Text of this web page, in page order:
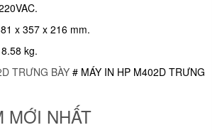
x 357 x 216 mm.
kg.
TRƯNG BÀY # MÁY IN HP M402D TRƯNG
MỚI NHẤT